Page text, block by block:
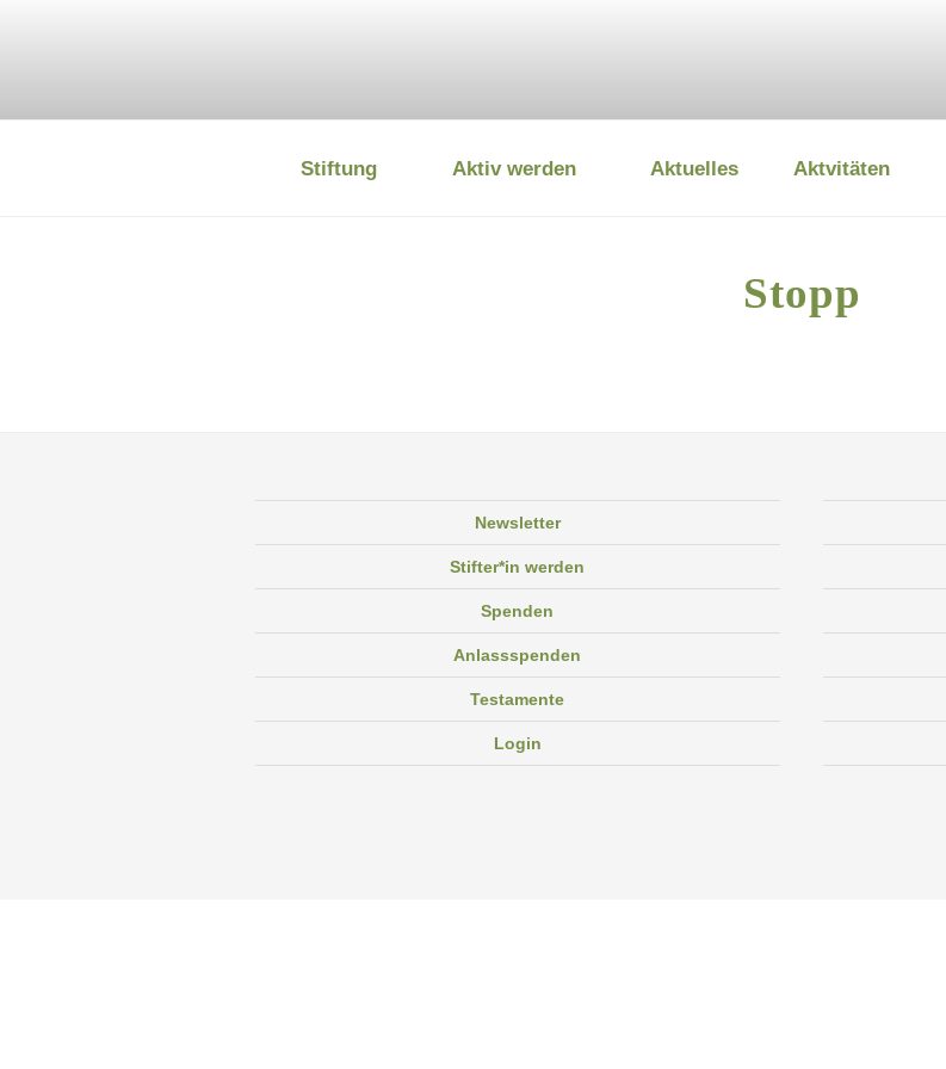
DEUTSCHE
Stiftung Aktiv werden Aktuelles Aktvitäten
Stopp
Newsletter
Stifter*in werden
Spenden
Anlassspenden
Testamente
Login